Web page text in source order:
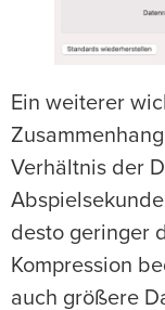
Ein weiterer
Verhältnis der
desto geringer
Kompression
auch größere